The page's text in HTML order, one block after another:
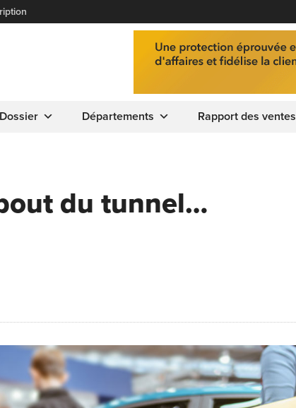
Dossier Départements Rapport des ventes
du tunnel…